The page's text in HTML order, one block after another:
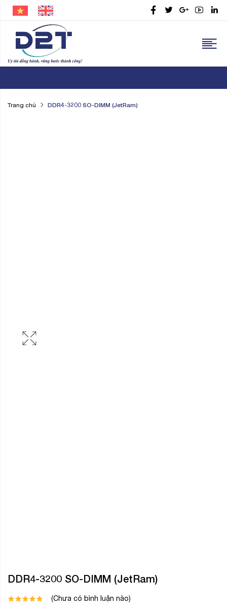
Trang chủ DDR4-3200 SO-DIMM (JetRam)
DDR4-3200 SO-DIMM (JetRam)
(Chưa có bình luận nào)